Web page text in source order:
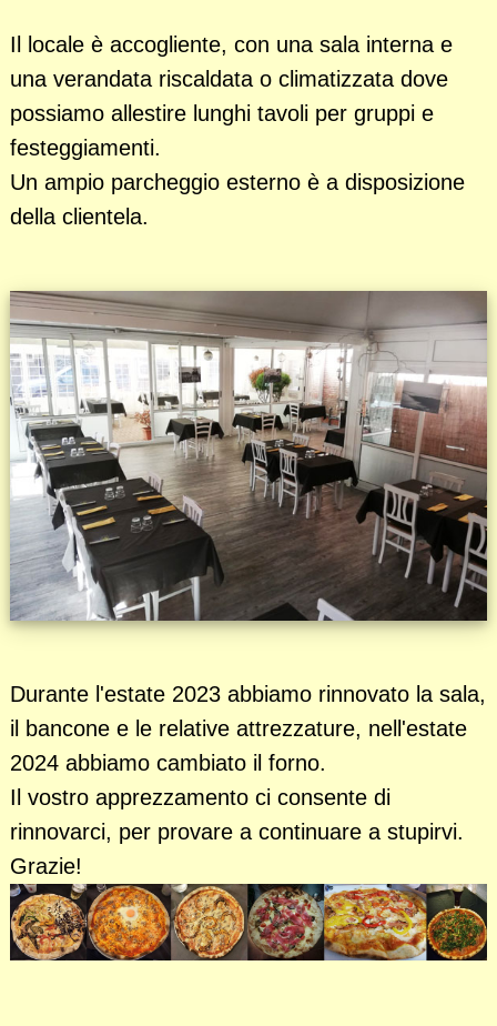
Il locale è accogliente, con una sala interna e
una verandata riscaldata o climatizzata dove
possiamo allestire lunghi tavoli per gruppi e
festeggiamenti.
Un ampio parcheggio esterno è a disposizione
della clientela.
Durante l'estate 2023 abbiamo rinnovato la sala,
il bancone e le relative attrezzature, nell'estate
2024 abbiamo cambiato il forno.
Il vostro apprezzamento ci consente di
rinnovarci, per provare a continuare a stupirvi.
Grazie!